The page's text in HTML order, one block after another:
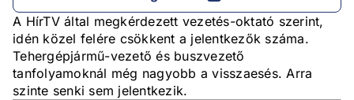
A HírTV által megkérdezett vezetés-oktató szerint,
idén közel felére csökkent a jelentkezők száma.
Tehergépjármű-vezető és buszvezető
tanfolyamoknál még nagyobb a visszaesés. Arra
szinte senki sem jelentkezik.